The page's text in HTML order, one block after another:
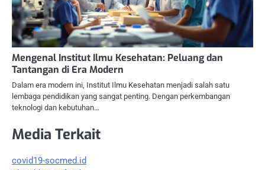
Mengenal Institut Ilmu Kesehatan: Peluang dan
Tantangan di Era Modern
Dalam era modern ini, Institut Ilmu Kesehatan menjadi salah satu
lembaga pendidikan yang sangat penting. Dengan perkembangan
teknologi dan kebutuhan…
Media Terkait
covid19-socmed.id